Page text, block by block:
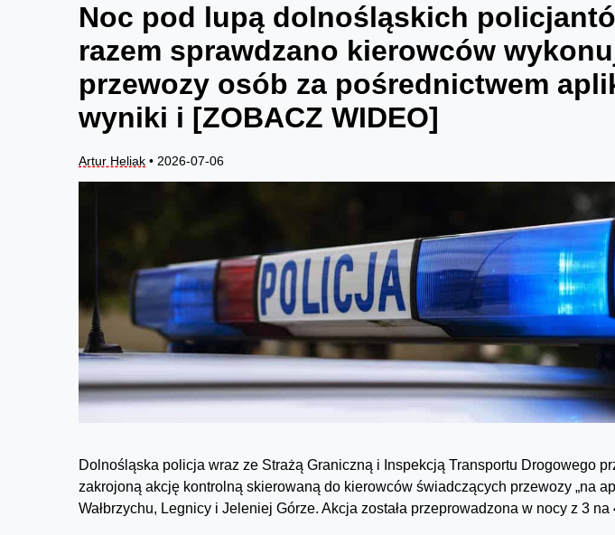
Noc pod lupą dolnośląskich
razem sprawdzano kierowców
przewozy osób za pośrednictwem
wyniki i [ZOBACZ WIDEO]
Artur Heliak • 2026-07-06
Dolnośląska policja wraz ze Strażą Graniczną i Inspekcją Transportu Drogowego
zakrojoną akcję kontrolną skierowaną do kierowców świadczących przewozy „na
Wałbrzychu, Legnicy i Jeleniej Górze. Akcja została przeprowadzona w nocy z 3 na